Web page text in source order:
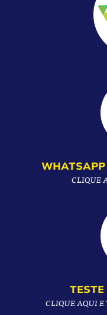
WHATSAPP
CLIQUE
CLIQUE AQUI E